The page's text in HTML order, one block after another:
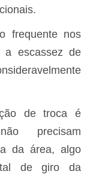
frequente nos
a escassez de
de troca é
precisam
da área, algo
de giro da